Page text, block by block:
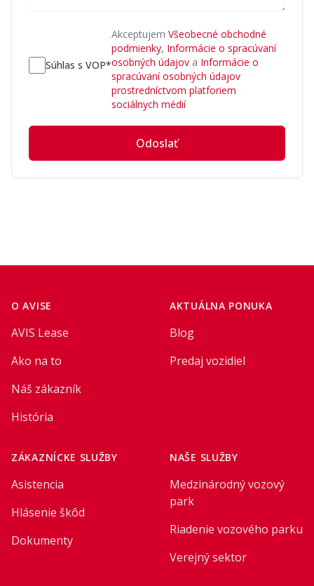
Súhlas s VOP*
Akceptujem Všeobecné obchodné
podmienky, Informácie o spracúvaní
osobných údajov a Informácie o
spracúvaní osobných údajov
prostredníctvom platforiem
sociálnych médií
Odoslať
O AVISE
AVIS Lease
Ako na to
Náš zákazník
História
AKTUÁLNA PONUKA
Blog
Predaj vozidiel
ZÁKAZNÍCKE SLUŽBY
Asistencia
Hlásenie škôd
Dokumenty
NAŠE SLUŽBY
Medzinárodný vozový
park
Riadenie vozového parku
Verejný sektor